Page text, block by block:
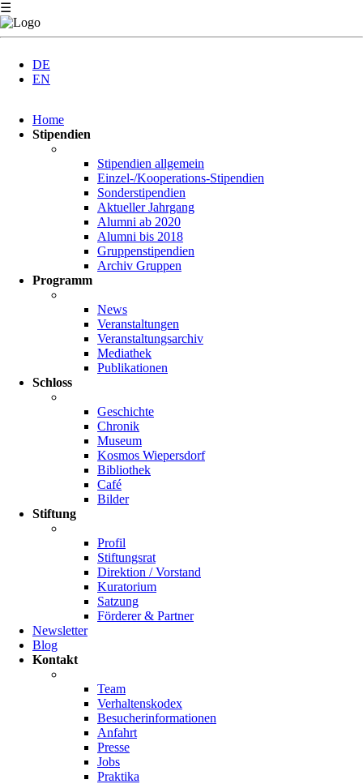
☰
DE
EN
überspringen
Home
Stipendien
Stipendien allgemein
Einzel-/Kooperations-Stipendien
Sonderstipendien
Aktueller Jahrgang
Alumni ab 2020
Alumni bis 2018
Gruppenstipendien
Archiv Gruppen
Programm
News
Veranstaltungen
Veranstaltungsarchiv
Mediathek
Publikationen
Schloss
Geschichte
Chronik
Museum
Kosmos Wiepersdorf
Bibliothek
Café
Bilder
Stiftung
Profil
Stiftungsrat
Direktion / Vorstand
Kuratorium
Satzung
Förderer & Partner
Newsletter
Blog
Kontakt
Team
Verhaltenskodex
Besucherinformationen
Anfahrt
Presse
Jobs
Praktika